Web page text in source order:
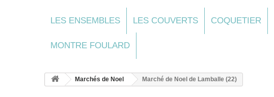
LES ENSEMBLES LES COUVERTS COQUETIER
MONTRE FOULARD
Marchés de Noel Marché de Noel de Lamballe (22)